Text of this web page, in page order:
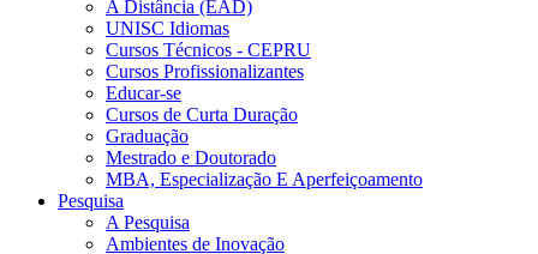
A Distância (EAD)
UNISC Idiomas
Cursos Técnicos - CEPRU
Cursos Profissionalizantes
Educar-se
Cursos de Curta Duração
Graduação
Mestrado e Doutorado
MBA, Especialização E Aperfeiçoamento
Pesquisa
A Pesquisa
Ambientes de Inovação